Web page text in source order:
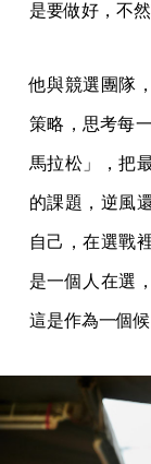
是要做好，不
他與競選團隊
策略，思考每
馬拉松」，把
的課題，逆風
自己，在選戰
是一個人在選
這是作為一個